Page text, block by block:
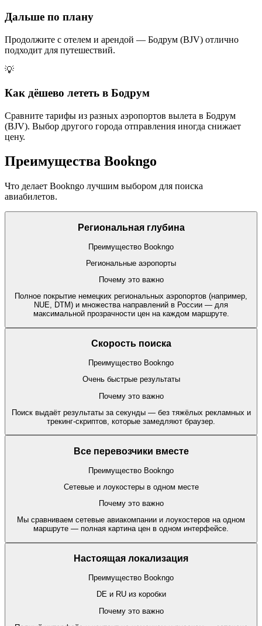
Дальше по плану
Продолжите с отелем и арендой — Бодрум (BJV) отлично
подходит для путешествий.
💡
Как дёшево лететь в Бодрум
Сравните тарифы из разных аэропортов вылета в Бодрум
(BJV). Выбор другого города отправления иногда снижает
цену.
Преимущества Bookngo
Что делает Bookngo лучшим выбором для поиска
авиабилетов.
Региональная глубина
Преимущество Bookngo
Региональные аэропорты
Почему это важно
Полное покрытие немецких региональных аэропортов (например,
NUE, DTM) и множества направлений в России — для
максимальной прозрачности цен на каждом маршруте.
Скорость поиска
Преимущество Bookngo
Очень быстрые результаты
Почему это важно
Поиск выдаёт результаты за секунды — без тяжёлых рекламных и
трекинг-скриптов, которые замедляют браузер.
Все перевозчики вместе
Преимущество Bookngo
Сетевые и лоукостеры в одном месте
Почему это важно
Мы сравниваем сетевые авиакомпании и лоукостеров на одном
маршруте — полная картина цен в одном интерфейсе.
Настоящая локализация
Преимущество Bookngo
DE и RU из коробки
Почему это важно